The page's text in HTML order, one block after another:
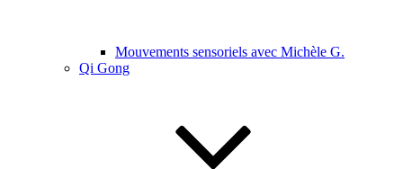
Mouvements sensoriels avec Michèle G.
Qi Gong